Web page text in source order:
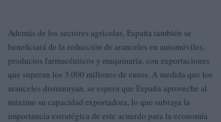
Además de los sectores agrícolas, España también se
beneficiará de la reducción de aranceles en automóviles,
productos farmacéuticos y maquinaria, con exportaciones
que superan los 3.000 millones de euros. A medida que los
aranceles disminuyan, se espera que España aproveche al
máximo su capacidad exportadora, lo que subraya la
importancia estratégica de este acuerdo para la economía